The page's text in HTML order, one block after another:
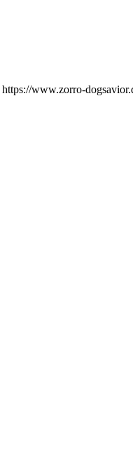
https://www.zorro-